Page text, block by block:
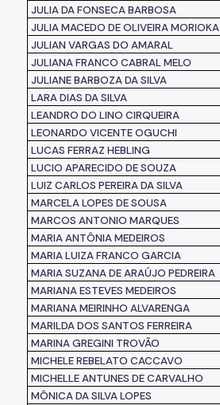
JULIA DA FONSECA BARBOSA
JULIA MACEDO DE OLIVEIRA MORIOKA
JULIAN VARGAS DO AMARAL
JULIANA FRANCO CABRAL MELO
JULIANE BARBOZA DA SILVA
LARA DIAS DA SILVA
LEANDRO DO LINO CIRQUEIRA
LEONARDO VICENTE OGUCHI
LUCAS FERRAZ HEBLING
LUCIO APARECIDO DE SOUZA
LUIZ CARLOS PEREIRA DA SILVA
MARCELA LOPES DE SOUSA
MARCOS ANTONIO MARQUES
MARIA ANTÔNIA MEDEIROS
MARIA LUIZA FRANCO GARCIA
MARIA SUZANA DE ARAÚJO PEDREIRA
MARIANA ESTEVES MEDEIROS
MARIANA MEIRINHO ALVARENGA
MARILDA DOS SANTOS FERREIRA
MARINA GREGINI TROVÃO
MICHELE REBELATO CACCAVO
MICHELLE ANTUNES DE CARVALHO
MÔNICA DA SILVA LOPES